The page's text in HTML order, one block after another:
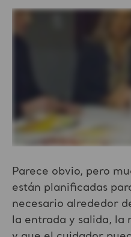
Parece obvio, pero
están planificadas
necesario alrededor
la entrada y salida, la